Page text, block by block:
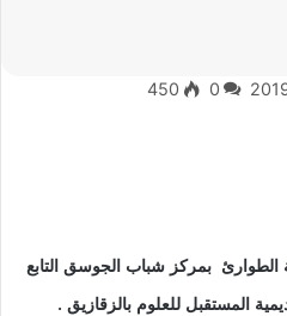
0
450
الطوارئ بمركز شباب الجوسق التابع
المستقبل للعلوم بالزقازيق .